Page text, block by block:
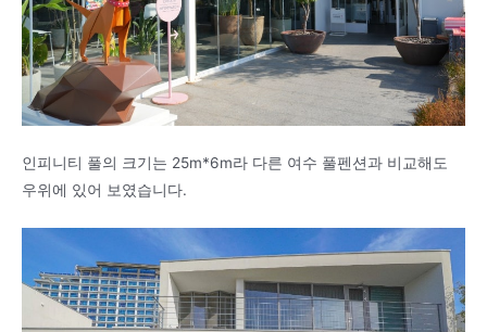
인피니티 풀의 크기는 25m*6m라 다른 여수 풀펜션과 비교해도
우위에 있어 보였습니다.